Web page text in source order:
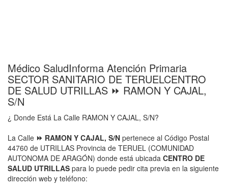
Médico SaludInforma Atención Primaria
SECTOR SANITARIO DE TERUELCENTRO
DE SALUD UTRILLAS ⏩ RAMON Y CAJAL,
S/N
¿ Donde Está La Calle RAMON Y CAJAL, S/N?
La Calle ⏩ RAMON Y CAJAL, S/N pertenece al Código Postal
44760 de UTRILLAS Provincia de TERUEL (COMUNIDAD
AUTONOMA DE ARAGÓN) donde está ubicada CENTRO DE
SALUD UTRILLAS para lo puede pedir cita previa en la siguiente
dirección web y teléfono: